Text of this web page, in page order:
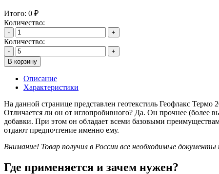
Итого: 0 ₽
Количество:
- +
Количество:
-
+
В корзину
Описание
Характеристики
На данной странице представлен геотекстиль Геофлакс
Отличается ли он от иглопробивного? Да. Он прочнее (более
добавки. При этом он обладает всеми базовыми
отдают предпочтение именно ему.
Внимание! Товар получил в России все необходимые
Где применяется и зачем нужен?